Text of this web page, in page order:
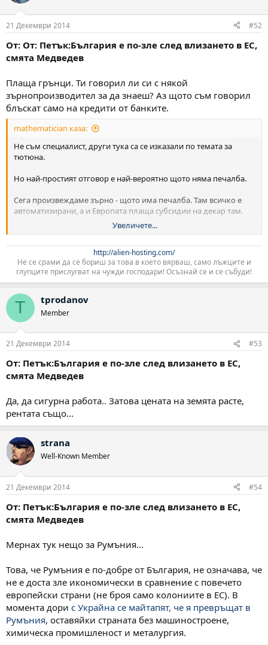
21 Декември 2014 #52
От: От: Петък:България е по-зле след влизането в ЕС,
смята Медведев
Плаща грънци. Ти говорил ли си с някой
зърнопроизводител за да знаеш? Аз щото съм говорил
блъскат само на кредити от банките.
mathematician каза:
Не съм специалист, други тука са се изказали по темата за
тютюна.
Но най-простият отговор е най-вероятно щото няма печалба.
Сега произвеждаме зърно - щото има печалба. Там всичко е
автоматизирани, а и Европата плаща субсидии на декар там.
Как е с тютюна не знам. Но ако имаше голяма печалба -
поверявай ми куцо и сакато щеше да се юрне да произвежда
Увеличете...
http://alien-hosting.com/
Не се срами да се бориш за това в което вярваш, само лъжците и
глупците прислугват на чужди господари! Осъзнай се и се събуди!​
T tprodanov
Member
21 Декември 2014 #53
От: Петък:България е по-зле след влизането в ЕС,
смята Медведев
Да, да сигурна работа.. Затова цената на земята расте,
рентата също...
strana
Well-Known Member
21 Декември 2014 #54
От: Петък:България е по-зле след влизането в ЕС,
смята Медведев
Мернах тук нещо за Румъния...
Това, че Румъния е по-добре от България, не означава, че
не е доста зле икономически в сравнение с повечето
европейски страни (не броя само колониите в ЕС). В
момента дори с Украйна се майтапят, че я превръщат в
Румъния, оставяйки страната без машиностроене,
химическа промишленост и металургия.